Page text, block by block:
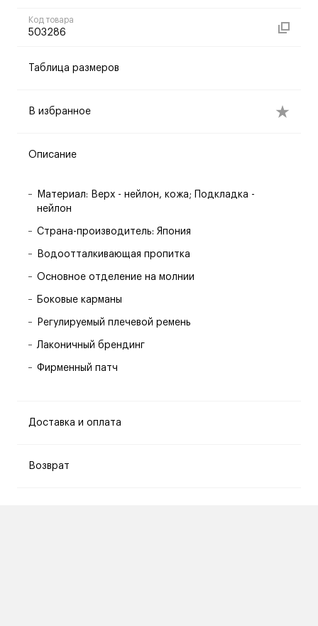
Код товара
503286
Таблица размеров
В избранное
Описание
Материал: Верх - нейлон, кожа; Подкладка -
нейлон
Страна-производитель: Япония
Водоотталкивающая пропитка
Основное отделение на молнии
Боковые карманы
Регулируемый плечевой ремень
Лаконичный брендинг
Фирменный патч
Доставка и оплата
Возврат